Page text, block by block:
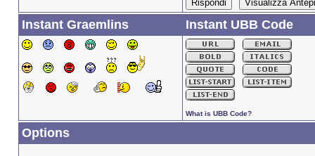
Instant Graemlins Instant UBB Code
What is UBB Code?
Options